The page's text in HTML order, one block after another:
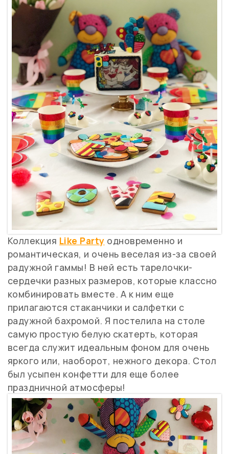
Коллекция Like Party одновременно и
романтическая, и очень веселая из-за своей
радужной гаммы! В ней есть тарелочки-
сердечки разных размеров, которые классно
комбинировать вместе. А к ним еще
прилагаются стаканчики и салфетки с
радужной бахромой. Я постелила на столе
самую простую белую скатерть, которая
всегда служит идеальным фоном для очень
яркого или, наоборот, нежного декора. Стол
был усыпен конфетти для еще более
праздничной атмосферы!